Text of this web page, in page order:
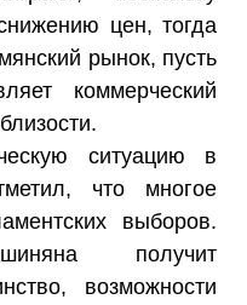
цен, тогда
рынок, пусть
коммерческий
ситуацию в
что многое
выборов.
получит
возможности